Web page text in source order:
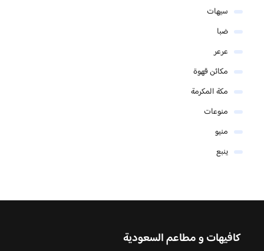
سيهات
ضبا
عرعر
مكائن قهوة
مكة المكرمة
منوعات
منيو
ينبع
كافيهات و مطاعم السعودية